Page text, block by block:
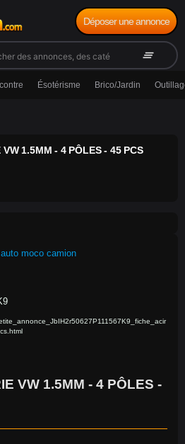
clear_all
Déposer une annonce
Ésotérisme Brico/Jardin
1.5MM - 4 PÔLES - 45 PCS
moco camion
VW 1.5MM - 4 PÔLES -